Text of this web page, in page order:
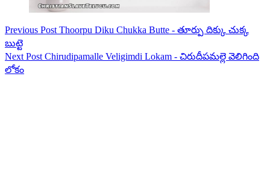
Previous Post Thoorpu Diku Chukka Butte - తూర్పు దిక్కు చుక్క
బుట్టె
Next Post Chirudipamalle Veligimdi Lokam - చిరుదీపమల్లె వెలిగింది
లోకం